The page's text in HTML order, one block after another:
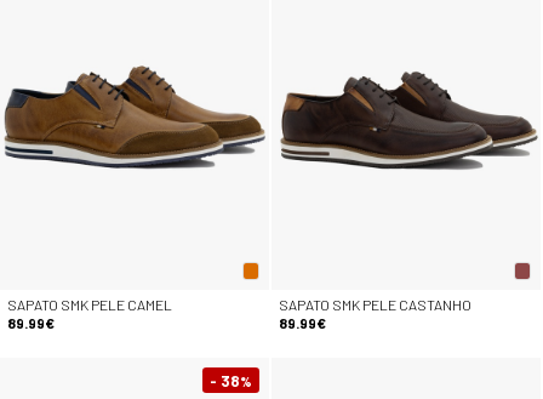
SAPATO SMK PELE CAMEL
89.99€
SAPATO SMK PELE CASTANHO
89.99€
- 38%